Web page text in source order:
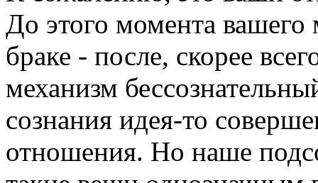
До этого момента вашего
браке - после, скорее
механизм
сознания идея-то
отношения. Но наше